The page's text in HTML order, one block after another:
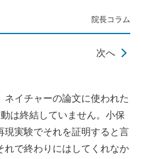
院長コラム
次へ
イチャーの論文に使われた
は終結していません。小保
現実験でそれを証明すると言
れで終わりにはしてくれなか